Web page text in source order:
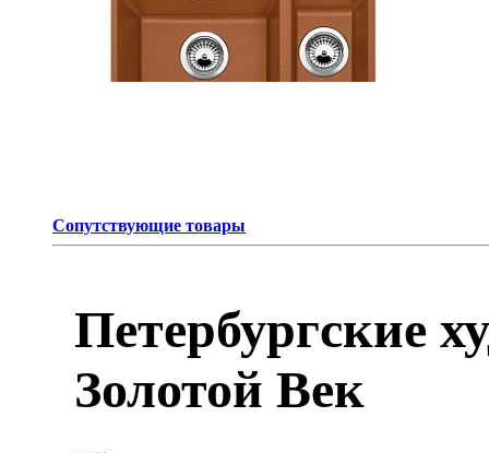
Сопутствующие товары
Петербургские
Золотой Век